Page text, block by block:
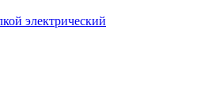
электрический